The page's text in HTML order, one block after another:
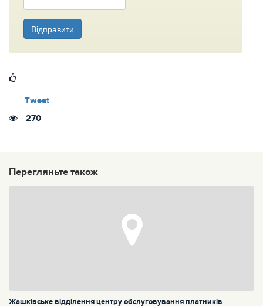
Відправити
Tweet
270
Перегляньте також
Жашківське відділення центру обслуговування платників